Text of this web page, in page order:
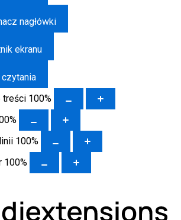
nagłówki
ekranu
czytania
treści 100%
%
100%
100%